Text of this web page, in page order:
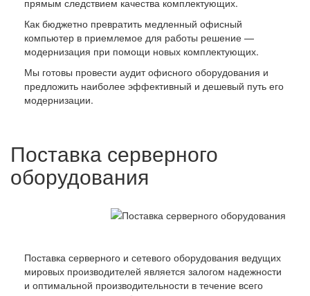
прямым следствием качества комплектующих.
Как бюджетно превратить медленный офисный
компьютер в приемлемое для работы решение —
модернизация при помощи новых комплектующих.
Мы готовы провести аудит офисного оборудования и
предложить наиболее эффективный и дешевый путь его
модернизации.
Поставка серверного
оборудования
Поставка серверного и сетевого оборудования ведущих
мировых производителей является залогом надежности
и оптимальной производительности в течение всего